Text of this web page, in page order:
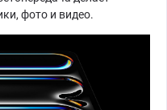
фото и видео.